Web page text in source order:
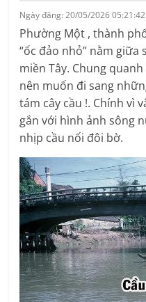
Ngày đăng: 20/05/2026
Phường Một , thành
“ốc đảo nhỏ” nằm giữa
miền Tây. Chung
nên muốn đi sang
tám cây cầu !. Chính vì
gắn với hình ảnh sông
nhịp cầu nối đôi bờ.